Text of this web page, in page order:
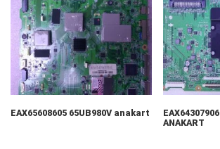
EAX65608605 65UB980V anakart
ANAKART